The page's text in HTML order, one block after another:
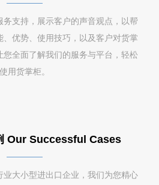
支持，展示客户的声音观点，以帮
优势、使用技巧，以及客户对货掌
全面了解我们的服务与平台，轻松
使用货掌柜。
Our Successful Cases
大小型进出口企业，我们为您精心